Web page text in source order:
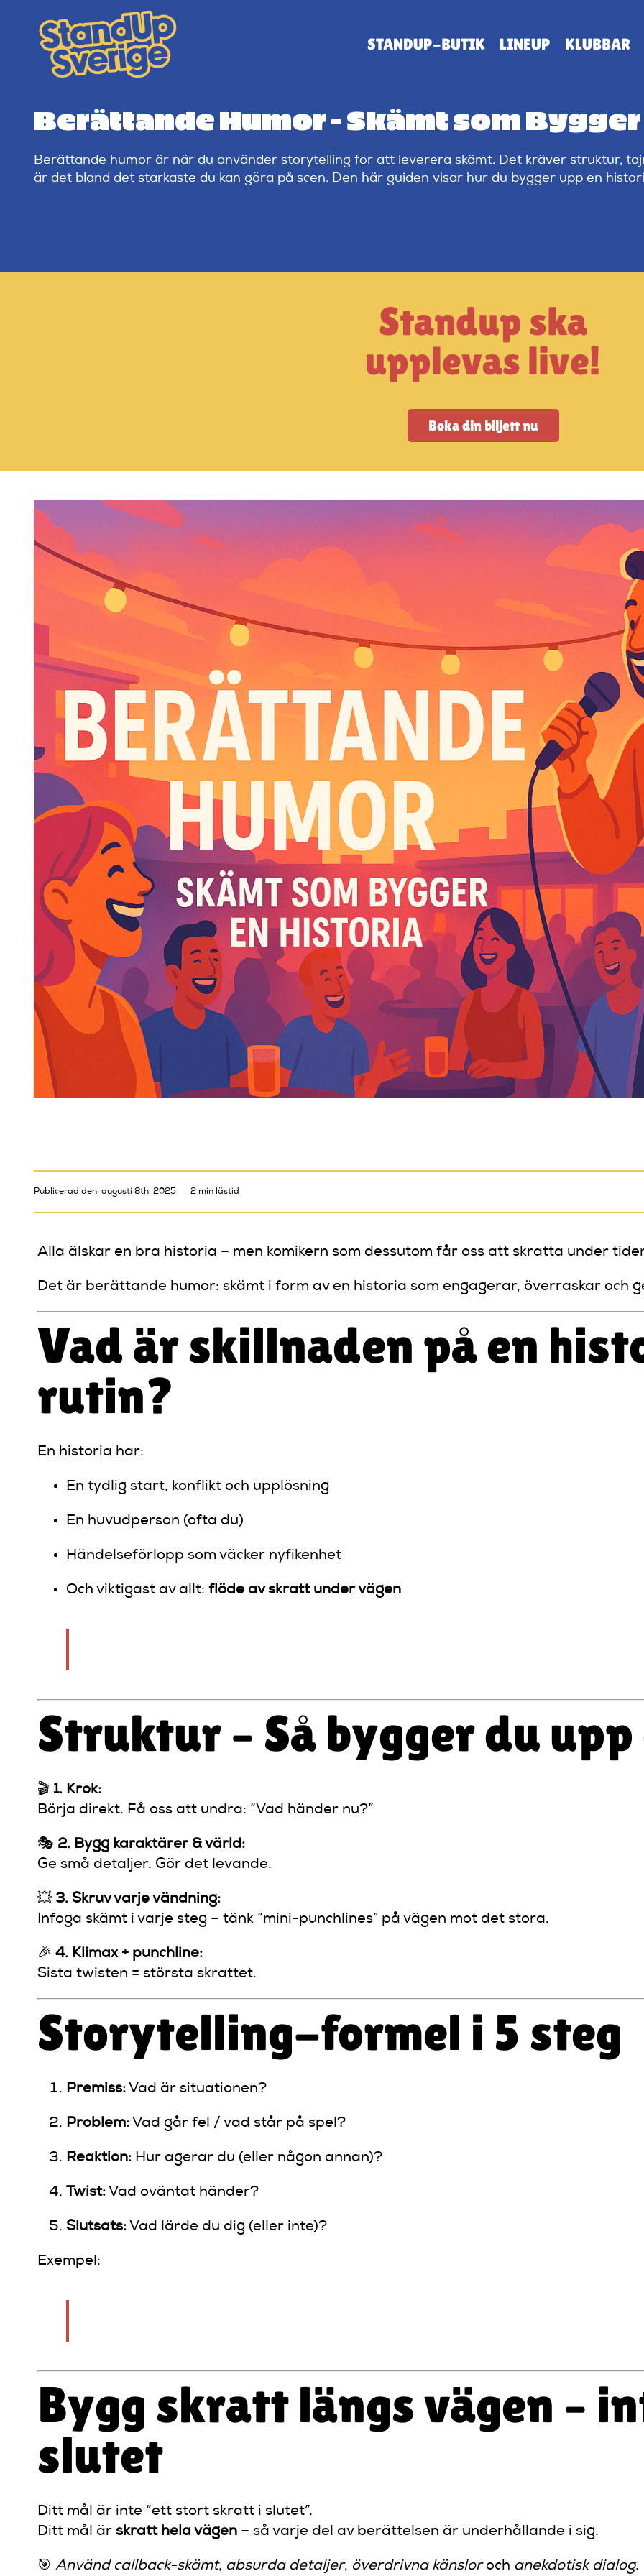
content
STANDUP-BUTIK LINEUP KLUBBAR
Berättande Humor – Skämt som
Berättande humor är när du använder storytelling för att leverera skämt. Det kräver struktur,
är det bland det starkaste du kan göra på scen. Den här guiden visar hur du bygger upp en
Standup ska
upplevas live!
Boka din biljett nu
Publicerad den: augusti 8th, 2025 2 min lästid
Alla älskar en bra historia – men komikern som dessutom får oss att skratta under
Det är berättande humor: skämt i form av en historia som engagerar, överraskar och
Vad är skillnaden på en
rutin?
En historia har:
En tydlig start, konflikt och upplösning
En huvudperson (ofta du)
Händelseförlopp som väcker nyfikenhet
Och viktigast av allt: flöde av skratt under vägen
Struktur – Så bygger du
🎬 1. Krok:
Börja direkt. Få oss att undra: “Vad händer nu?”
🎭 2. Bygg karaktärer & värld:
Ge små detaljer. Gör det levande.
💥 3. Skruv varje vändning:
Infoga skämt i varje steg – tänk “mini-punchlines” på vägen mot det stora.
🎉 4. Klimax + punchline:
Sista twisten = största skrattet.
Storytelling-formel i 5 steg
Premiss:Vad är situationen?
Problem:Vad går fel / vad står på spel?
Reaktion:Hur agerar du (eller någon annan)?
Twist:Vad oväntat händer?
Slutsats:Vad lärde du dig (eller inte)?
Exempel:
Bygg skratt längs vägen –
slutet
Ditt mål är inte “ett stort skratt i slutet”.
Ditt mål är skratt hela vägen– så varje del av berättelsen är underhållande i sig.
🎯 Använd callback-skämt, absurda detaljer, överdrivna känsloroch anekdotisk dialog.